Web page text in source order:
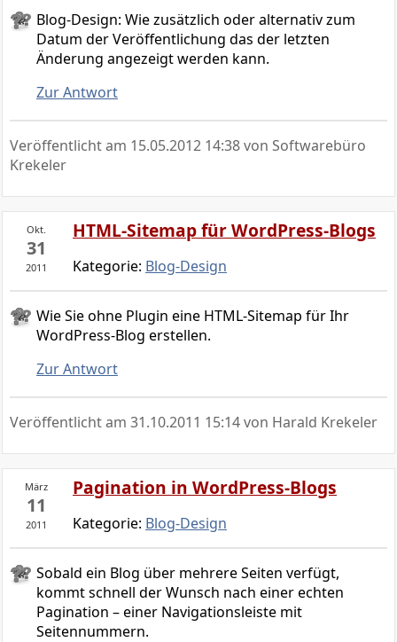
Blog-Design: Wie zusätzlich oder alternativ zum
Datum der Veröffentlichung das der letzten
Änderung angezeigt werden kann.
Zur Antwort
Veröffentlicht am 15.05.2012 14:38von Softwarebüro
Krekeler
Okt.
31
2011
HTML-Sitemap für WordPress-Blogs
Kategorie: Blog-Design
Wie Sie ohne Plugin eine HTML-Sitemap für Ihr
WordPress-Blog erstellen.
Zur Antwort
Veröffentlicht am 31.10.2011 15:14von Harald Krekeler
März
11
2011
Pagination in WordPress-Blogs
Kategorie: Blog-Design
Sobald ein Blog über mehrere Seiten verfügt,
kommt schnell der Wunsch nach einer echten
Pagination – einer Navigationsleiste mit
Seitennummern.